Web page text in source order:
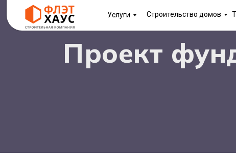
Услуги Строительство домов
Проект